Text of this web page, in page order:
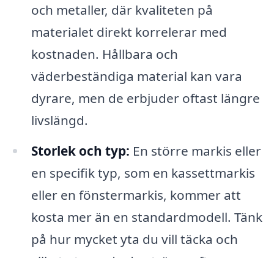
och metaller, där kvaliteten på
materialet direkt korrelerar med
kostnaden. Hållbara och
väderbeständiga material kan vara
dyrare, men de erbjuder oftast längre
livslängd.
Storlek och typ: En större markis eller
en specifik typ, som en kassettmarkis
eller en fönstermarkis, kommer att
kosta mer än en standardmodell. Tänk
på hur mycket yta du vill täcka och